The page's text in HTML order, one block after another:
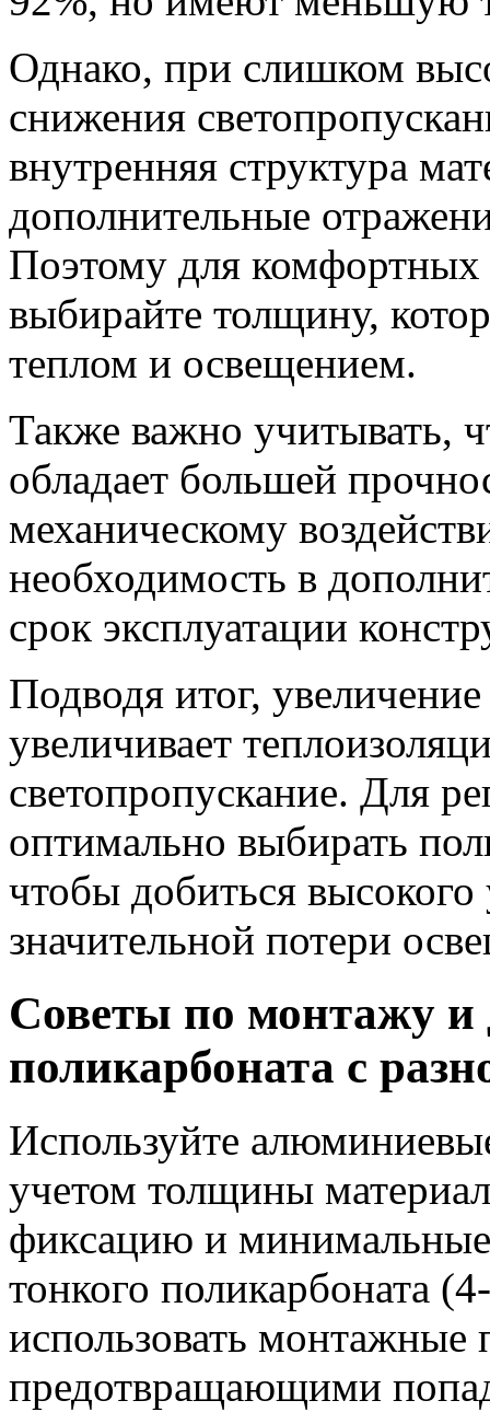
Однако, при слишком
снижения
внутренняя структура
дополнительные
Поэтому для
выбирайте толщину,
теплом и освещением.
Также важно учитывать,
обладает большей
механическому
необходимость в
срок эксплуатации
Подводя итог,
увеличивает
светопропускание. Для
оптимально выбирать
чтобы добиться
значительной потери
Советы по монтажу и
поликарбоната с
Используйте
учетом толщины
фиксацию и
тонкого поликарбоната
использовать
предотвращающими